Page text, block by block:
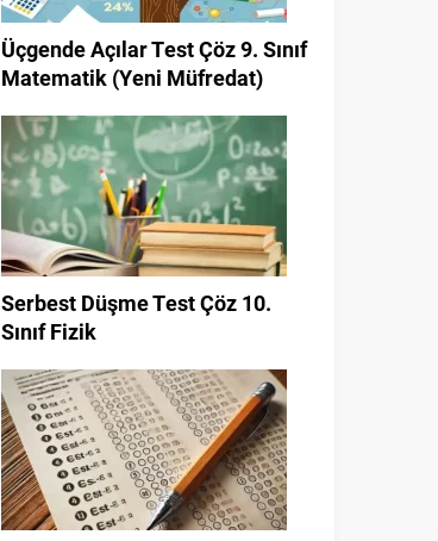
Üçgende Açılar Test Çöz 9. Sınıf
Matematik (Yeni Müfredat)
Serbest Düşme Test Çöz 10.
Sınıf Fizik